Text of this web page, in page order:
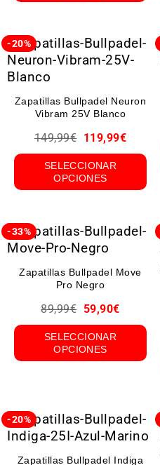
-20%
Zapatillas Bullpadel Neuron
Vibram 25V Blanco
149,99€ 119,99€
SELECCIONAR
OPCIONES
-33%
Zapatillas Bullpadel Move
Pro Negro
89,99€ 59,90€
SELECCIONAR
OPCIONES
-20%
Zapatillas Bullpadel Indiga